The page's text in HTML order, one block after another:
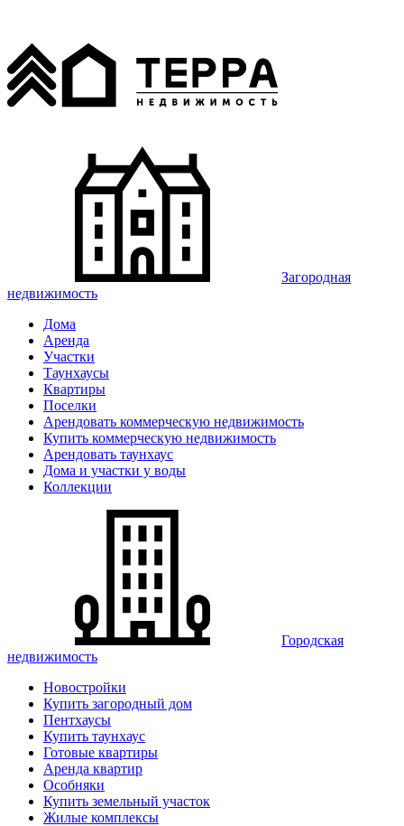
Загородная
недвижимость
Дома
Аренда
Участки
Таунхаусы
Квартиры
Поселки
Арендовать коммерческую недвижимость
Купить коммерческую недвижимость
Арендовать таунхаус
Дома и участки у воды
Коллекции
Городская
недвижимость
Новостройки
Купить загородный дом
Пентхаусы
Купить таунхаус
Готовые квартиры
Аренда квартир
Особняки
Купить земельный участок
Жилые комплексы